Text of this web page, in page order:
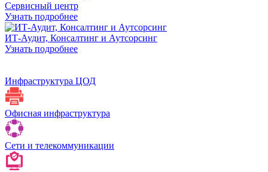
Сервисный центр
Узнать подробнее
ИТ-Аудит, Консалтинг и Аутсорсинг
Узнать подробнее
Инфраструктура ЦОД
Офисная инфраструктура
Сети и телекоммуникации